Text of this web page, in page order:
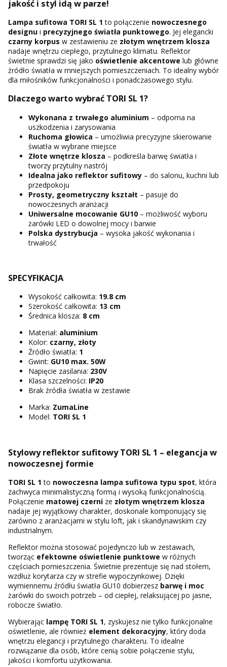
jakość i styl idą w parze!
Lampa sufitowa TORI SL 1 to połączenie nowoczesnego
designu i precyzyjnego światła punktowego. Jej elegancki
czarny korpus w zestawieniu ze złotym wnętrzem klosza
nadaje wnętrzu ciepłego, przytulnego klimatu. Reflektor
świetnie sprawdzi się jako oświetlenie akcentowe lub główne
źródło światła w mniejszych pomieszczeniach. To idealny wybór
dla miłośników funkcjonalności i ponadczasowego stylu.
Dlaczego warto wybrać TORI SL 1?
Wykonana z trwałego aluminium – odporna na
uszkodzenia i zarysowania
Ruchoma głowica – umożliwia precyzyjne skierowanie
światła w wybrane miejsce
Złote wnętrze klosza – podkreśla barwę światła i
tworzy przytulny nastrój
Idealna jako reflektor sufitowy – do salonu, kuchni lub
przedpokoju
Prosty, geometryczny kształt – pasuje do
nowoczesnych aranżacji
Uniwersalne mocowanie GU10 – możliwość wyboru
żarówki LED o dowolnej mocy i barwie
Polska dystrybucja – wysoka jakość wykonania i
trwałość
SPECYFIKACJA
Wysokość całkowita: 19.8 cm
Szerokość całkowita: 13 cm
Średnica klosza: 8 cm
Materiał: aluminium
Kolor: czarny, złoty
Źródło światła: 1
Gwint: GU10 max. 50W
Napięcie zasilania: 230V
Klasa szczelności: IP20
Brak źródła światła w zestawie
Marka: ZumaLine
Model: TORI SL 1
Stylowy reflektor sufitowy TORI SL 1 – elegancja w
nowoczesnej formie
TORI SL 1 to nowoczesna lampa sufitowa typu spot, która
zachwyca minimalistyczną formą i wysoką funkcjonalnością.
Połączenie matowej czerni ze złotym wnętrzem klosza
nadaje jej wyjątkowy charakter, doskonale komponujący się
zarówno z aranżacjami w stylu loft, jak i skandynawskim czy
industrialnym.
Reflektor można stosować pojedynczo lub w zestawach,
tworząc efektowne oświetlenie punktowe w różnych
częściach pomieszczenia. Świetnie prezentuje się nad stołem,
wzdłuż korytarza czy w strefie wypoczynkowej. Dzięki
wymiennemu źródłu światła GU10 dobierzesz barwę i moc
żarówki do swoich potrzeb – od ciepłej, relaksującej po jasne,
robocze światło.
Wybierając lampę TORI SL 1, zyskujesz nie tylko funkcjonalne
oświetlenie, ale również element dekoracyjny, który doda
wnętrzu elegancji i przytulnego charakteru. To idealne
rozwiązanie dla osób, które cenią sobie połączenie stylu,
jakości i komfortu użytkowania.